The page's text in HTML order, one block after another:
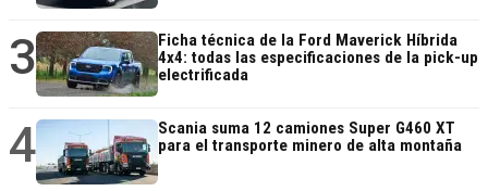
3
Ficha técnica de la Ford Maverick Híbrida
4x4: todas las especificaciones de la pick-up
electrificada
4
Scania suma 12 camiones Super G460 XT
para el transporte minero de alta montaña